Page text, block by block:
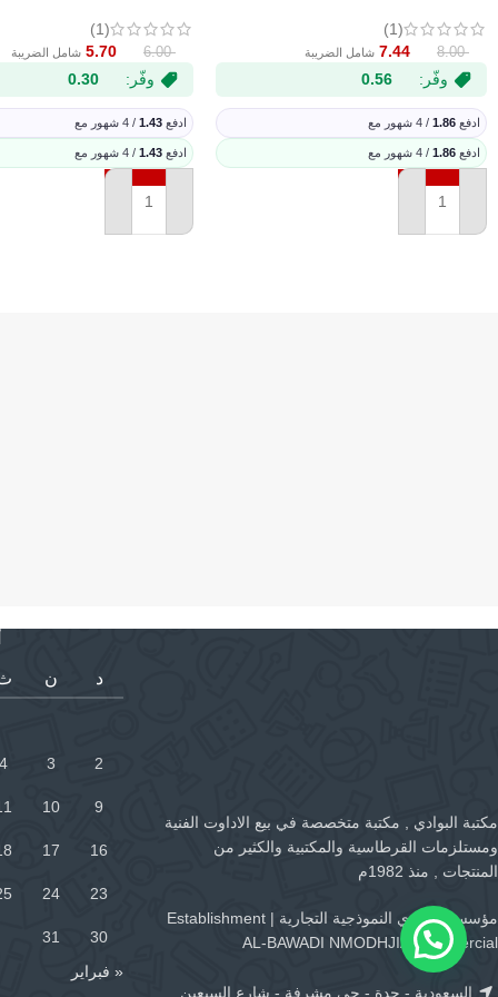
نعم المجموعة تضم 6 ألوان أساسية تساعد على إنشاء رسومات متنوعة.
(1)
8.00
7.44 شامل الضريبة
وفّر: 0.56
ادفع 1.86 / 4 شهور مع
ادفع 1.86 / 4 شهور مع
إضافة إلى السلة
(1)
6.00
5.70 شامل الضريبة
وفّر: 0.30
ادفع 1.43 / 4 شهور مع
ادفع 1.43 / 4 شهور مع
إضافة إلى السلة
مكتبة البوادي , مكتبة متخصصة في بيع الاداوت الفنية
ومستلزمات القرطاسية والمكتبية والكثير من
المنتجات , منذ 1982م
مؤسسة البوادي النموذجية التجارية | Establishment
AL-BAWADI NMODHJIA Commercial
السعودية - جدة - حي مشرفة - شارع السبعين
د ن
2
3
4
9
10
16
17
23
24
30
31
« فبراير